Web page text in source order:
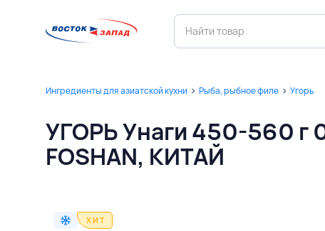
Ингредиенты для азиатской кухни Рыба, рыбное филе Угорь
УГОРЬ Унаги 450-560 г
FOSHAN, КИТАЙ
ХИТ